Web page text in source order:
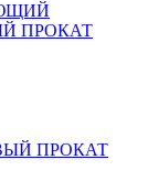
ПРОКАТ
ПРОКАТ